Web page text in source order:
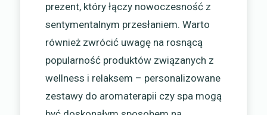
prezent, który łączy nowoczesność z
sentymentalnym przesłaniem. Warto
również zwrócić uwagę na rosnącą
popularność produktów związanych z
wellness i relaksem – personalizowane
zestawy do aromaterapii czy spa mogą